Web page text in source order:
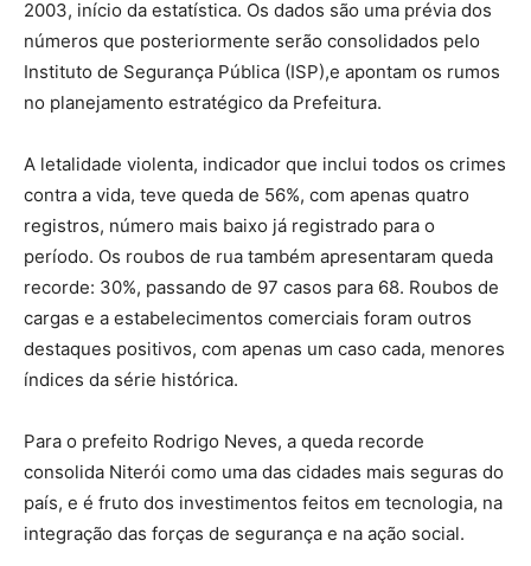
2003, início da estatística. Os dados são uma prévia dos
números que posteriormente serão consolidados pelo
Instituto de Segurança Pública (ISP),e apontam os rumos
no planejamento estratégico da Prefeitura.
A letalidade violenta, indicador que inclui todos os crimes
contra a vida, teve queda de 56%, com apenas quatro
registros, número mais baixo já registrado para o
período. Os roubos de rua também apresentaram queda
recorde: 30%, passando de 97 casos para 68. Roubos de
cargas e a estabelecimentos comerciais foram outros
destaques positivos, com apenas um caso cada, menores
índices da série histórica.
Para o prefeito Rodrigo Neves, a queda recorde
consolida Niterói como uma das cidades mais seguras do
país, e é fruto dos investimentos feitos em tecnologia, na
integração das forças de segurança e na ação social.